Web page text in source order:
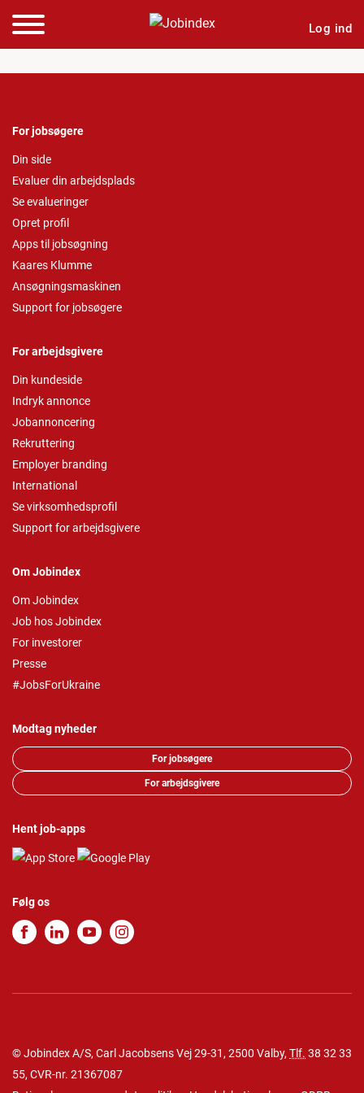
Log ind
For jobsøgere
Din side
Evaluer din arbejdsplads
Se evalueringer
Opret profil
Apps til jobsøgning
Kaares Klumme
Ansøgningsmaskinen
Support for jobsøgere
For arbejdsgivere
Din kundeside
Indryk annonce
Jobannoncering
Rekruttering
Employer branding
International
Se virksomhedsprofil
Support for arbejdsgivere
Om Jobindex
Om Jobindex
Job hos Jobindex
For investorer
Presse
#JobsForUkraine
Modtag nyheder
For jobsøgere
For arbejdsgivere
Hent job-apps
Følg os
© Jobindex A/S, Carl Jacobsens Vej 29-31, 2500 Valby, Tlf. 38 32 33
55, CVR-nr. 21367087